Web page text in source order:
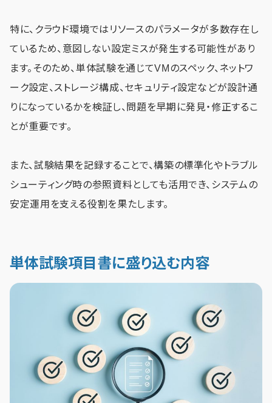
特に、クラウド環境ではリソースのパラメータが多数存在し
ているため、意図しない設定ミスが発生する可能性があり
ます。そのため、単体試験を通じてVMのスペック、ネットワ
ーク設定、ストレージ構成、セキュリティ設定などが設計通
りになっているかを検証し、問題を早期に発見・修正するこ
とが重要です。
また、試験結果を記録することで、構築の標準化やトラブル
シューティング時の参照資料としても活用でき、システムの
安定運用を支える役割を果たします。
単体試験項目書に盛り込む内容